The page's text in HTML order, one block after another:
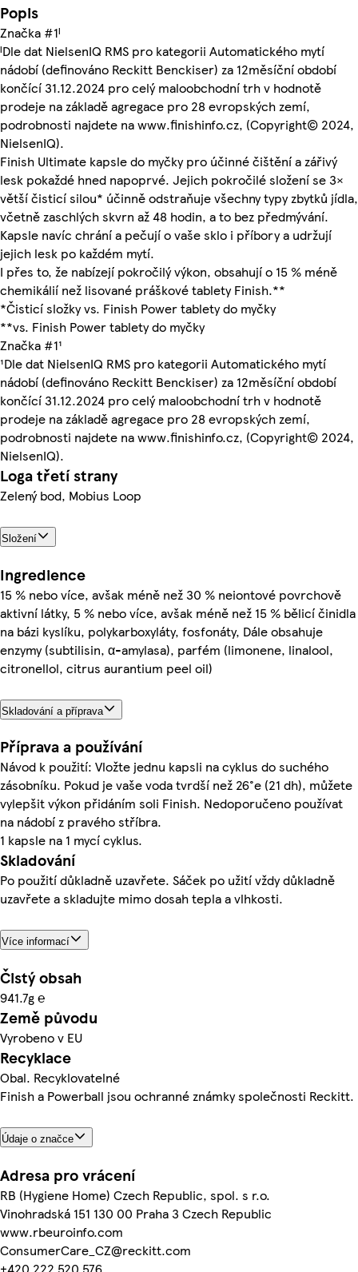
Popis
Značka #1ᴵ
ᴵDle dat NielsenIQ RMS pro kategorii Automatického mytí
nádobí (definováno Reckitt Benckiser) za 12měsíční období
končící 31.12.2024 pro celý maloobchodní trh v hodnotě
prodeje na základě agregace pro 28 evropských zemí,
podrobnosti najdete na www.finishinfo.cz, (Copyright© 2024,
NielsenIQ).
Finish Ultimate kapsle do myčky pro účinné čištění a zářivý
lesk pokaždé hned napoprvé. Jejich pokročilé složení se 3×
větší čisticí silou* účinně odstraňuje všechny typy zbytků jídla,
včetně zaschlých skvrn až 48 hodin, a to bez předmývání.
Kapsle navíc chrání a pečují o vaše sklo i příbory a udržují
jejich lesk po každém mytí.
I přes to, že nabízejí pokročilý výkon, obsahují o 15 % méně
chemikálií než lisované práškové tablety Finish.**
*Čisticí složky vs. Finish Power tablety do myčky
**vs. Finish Power tablety do myčky
Značka #1¹
¹Dle dat NielsenIQ RMS pro kategorii Automatického mytí
nádobí (definováno Reckitt Benckiser) za 12měsíční období
končící 31.12.2024 pro celý maloobchodní trh v hodnotě
prodeje na základě agregace pro 28 evropských zemí,
podrobnosti najdete na www.finishinfo.cz, (Copyright© 2024,
NielsenIQ).
Loga třetí strany
Zelený bod, Mobius Loop
Složení
Ingredience
15 % nebo více, avšak méně než 30 % neiontové povrchově
aktivní látky, 5 % nebo více, avšak méně než 15 % bělicí činidla
na bázi kyslíku, polykarboxyláty, fosfonáty, Dále obsahuje
enzymy (subtilisin, α-amylasa), parfém (limonene, linalool,
citronellol, citrus aurantium peel oil)
Skladování a příprava
Příprava a používání
Návod k použití: Vložte jednu kapsli na cyklus do suchého
zásobníku. Pokud je vaše voda tvrdší než 26°e (21 dh), můžete
vylepšit výkon přidáním soli Finish. Nedoporučeno používat
na nádobí z pravého stříbra.
1 kapsle na 1 mycí cyklus.
Skladování
Po použití důkladně uzavřete. Sáček po užití vždy důkladně
uzavřete a skladujte mimo dosah tepla a vlhkosti.
Více informací
Čistý obsah
941.7g ℮
Země původu
Vyrobeno v EU
Recyklace
Obal. Recyklovatelné
Finish a Powerball jsou ochranné známky společnosti Reckitt.
Údaje o značce
Adresa pro vrácení
RB (Hygiene Home) Czech Republic, spol. s r.o.
Vinohradská 151 130 00 Praha 3 Czech Republic
www.rbeuroinfo.com
ConsumerCare_CZ@reckitt.com